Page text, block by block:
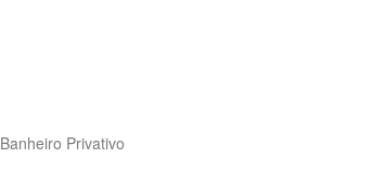
Banheiro Privativo